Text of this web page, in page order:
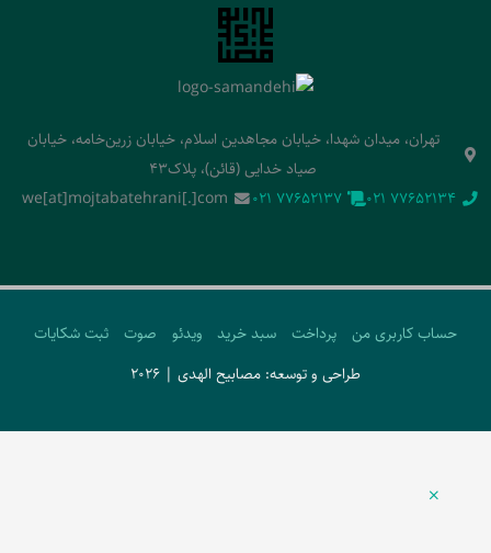
تهران، میدان شهدا، خیابان مجاهدین اسلام، خیابان زرین‌خامه، خیابان
صیاد خدایی (قائن)، پلاک43
‭021 77652134‬
‭021 77652137‬
we[at]mojtabatehrani[.]com
حساب کاربری من پرداخت سبد خرید ویدئو صوت
ثبت شکایات
طراحی و توسعه: مصابیح الهدی | 2026